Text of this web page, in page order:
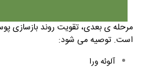
مرحله ی بعدی، تقویت روند بازسازی
است. توصیه می شود:
آلوئه ورا